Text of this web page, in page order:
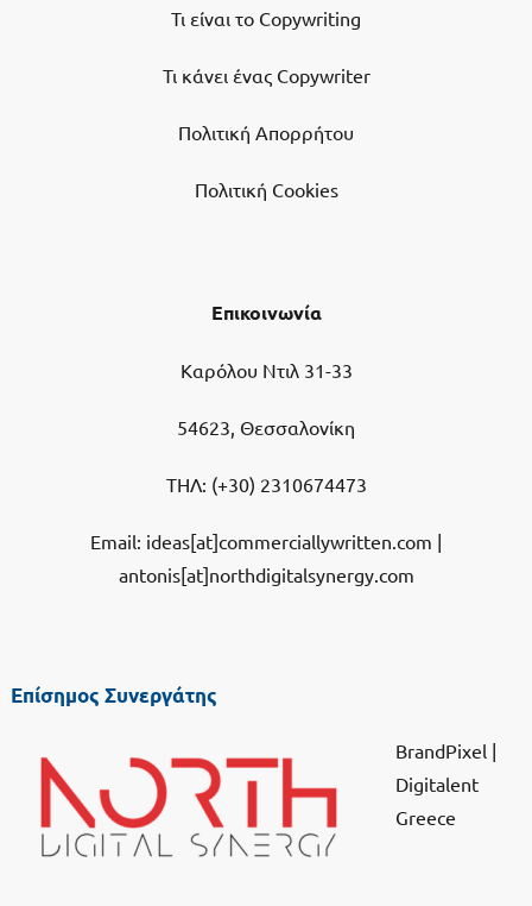
Τι είναι το Copywriting
Τι κάνει ένας Copywriter
Πολιτική Απορρήτου
Πολιτική Cookies
Επικοινωνία
Καρόλου Ντιλ 31-33
54623, Θεσσαλονίκη
ΤΗΛ: (+30) 2310674473
Email: ideas[at]commerciallywritten.com |
antonis[at]northdigitalsynergy.com
Επίσημος Συνεργάτης
BrandPixel|
Digitalent
Greece